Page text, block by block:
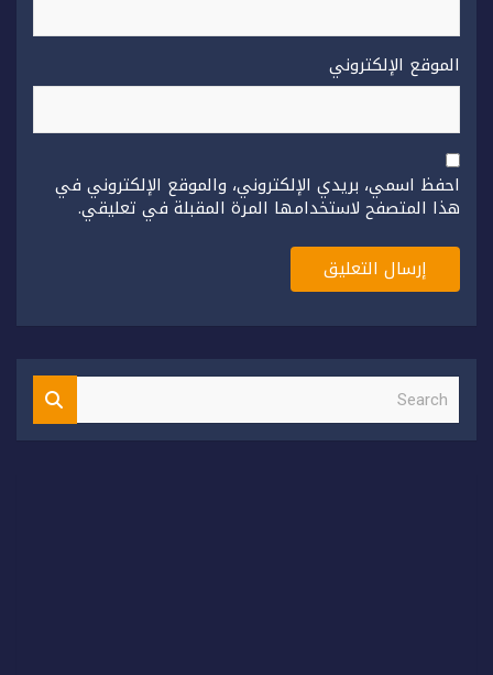
الموقع الإلكتروني
احفظ اسمي، بريدي الإلكتروني، والموقع الإلكتروني في
هذا المتصفح لاستخدامها المرة المقبلة في تعليقي.
S
a